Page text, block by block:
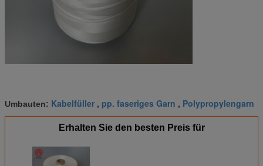
Umbauten: Kabelfüller , pp. faseriges Garn , Polypropylengarn
Erhalten Sie den besten Preis für